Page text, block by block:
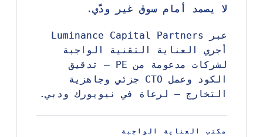
لا يصمد أمام سوق غير ودّي.
عبر Luminance Capital Partners
أجري العناية التقنية الواجبة
لشركات مدعومة من PE — تدقيق
الكود وعمل CTO جزئي وجاهزية
التخارج — لرعاة في نيويورك ودبي.
مكتب العناية الواجبة
لا يصمد أمام سوق غير ودّي.
عبر Luminance Capital Partners
أجري العناية التقنية الواجبة
لشركات مدعومة من PE — تدقيق
الكود وعمل CTO جزئي وجاهزية
التخارج — لرعاة في نيويورك ودبي.
مكتب العناية الواجبة